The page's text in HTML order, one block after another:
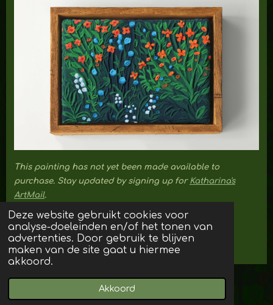
Deze website gebruikt cookies voor
analyse-doeleinden en/of het tonen van
advertenties. Door gebruik te blijven
maken van de site gaat u hiermee
akkoord.
Akkoord
This painting has not yet been made available to
purchase. Stay updated by signing up for Katharina's
ArtMail.
back to portfolio
© 2023 - 2026 Katharina